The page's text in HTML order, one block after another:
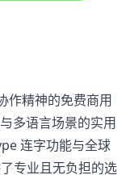
作精神的免费商用
多语言场景的实用
连字功能与全球
专业且无负担的选